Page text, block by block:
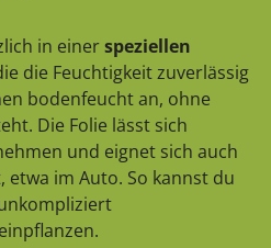
in einerspeziellen
die Feuchtigkeit zuverlässig
bodenfeucht an, ohne
Die Folie lässt sich
und eignet sich auch
im Auto. So kannst du